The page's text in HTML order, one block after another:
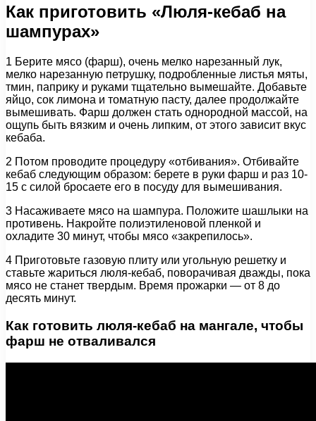
Как приготовить «Люля-кебаб на
шампурах»
1 Берите мясо (фарш), очень мелко нарезанный лук,
мелко нарезанную петрушку, подробленные листья мяты,
тмин, паприку и руками тщательно вымешайте. Добавьте
яйцо, сок лимона и томатную пасту, далее продолжайте
вымешивать. Фарш должен стать однородной массой, на
ощупь быть вязким и очень липким, от этого зависит вкус
кебаба.
2 Потом проводите процедуру «отбивания». Отбивайте
кебаб следующим образом: берете в руки фарш и раз 10-
15 с силой бросаете его в посуду для вымешивания.
3 Насаживаете мясо на шампура. Положите шашлыки на
противень. Накройте полиэтиленовой пленкой и
охладите 30 минут, чтобы мясо «закрепилось».
4 Приготовьте газовую плиту или угольную решетку и
ставьте жариться люля-кебаб, поворачивая дважды, пока
мясо не станет твердым. Время прожарки — от 8 до
десять минут.
Как готовить люля-кебаб на мангале, чтобы
фарш не отваливался